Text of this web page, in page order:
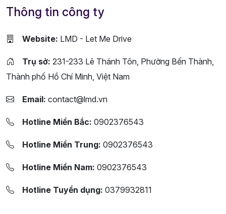
Thông tin công ty
Website: LMD - Let Me Drive
Trụ sở: 231-233 Lê Thánh Tôn, Phường Bến Thành,
Thành phố Hồ Chí Minh, Việt Nam
Email: contact@lmd.vn
Hotline Miền Bắc: 0902376543
Hotline Miền Trung: 0902376543
Hotline Miền Nam: 0902376543
Hotline Tuyển dụng: 0379932811